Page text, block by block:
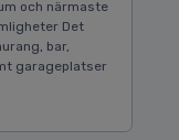
och närmaste
Det
bar,
garageplatser